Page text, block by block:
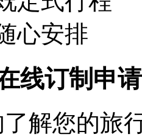
心安排
线订制申
解您的旅